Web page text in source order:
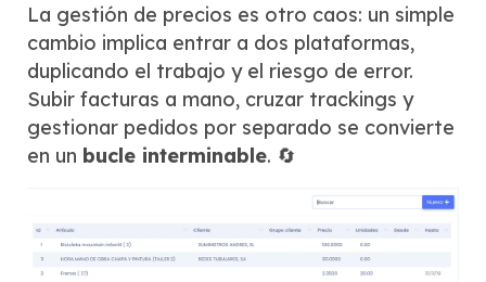
La gestión de precios es otro caos: un simple
cambio implica entrar a dos plataformas,
duplicando el trabajo y el riesgo de error.
Subir facturas a mano, cruzar trackings y
gestionar pedidos por separado se convierte
en un bucle interminable. 🔄